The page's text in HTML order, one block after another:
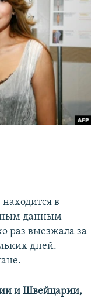
в
данным
раз выезжала за
дней.
и Швейцарии,